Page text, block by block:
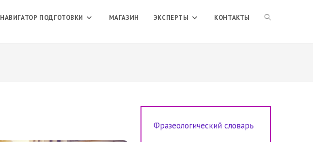
НАВИГАТОР ПОДГОТОВКИ МАГАЗИН ЭКСПЕРТЫ КОНТАКТЫ ПЕРЕКЛЮЧИТЬ
Фразеологический словарь